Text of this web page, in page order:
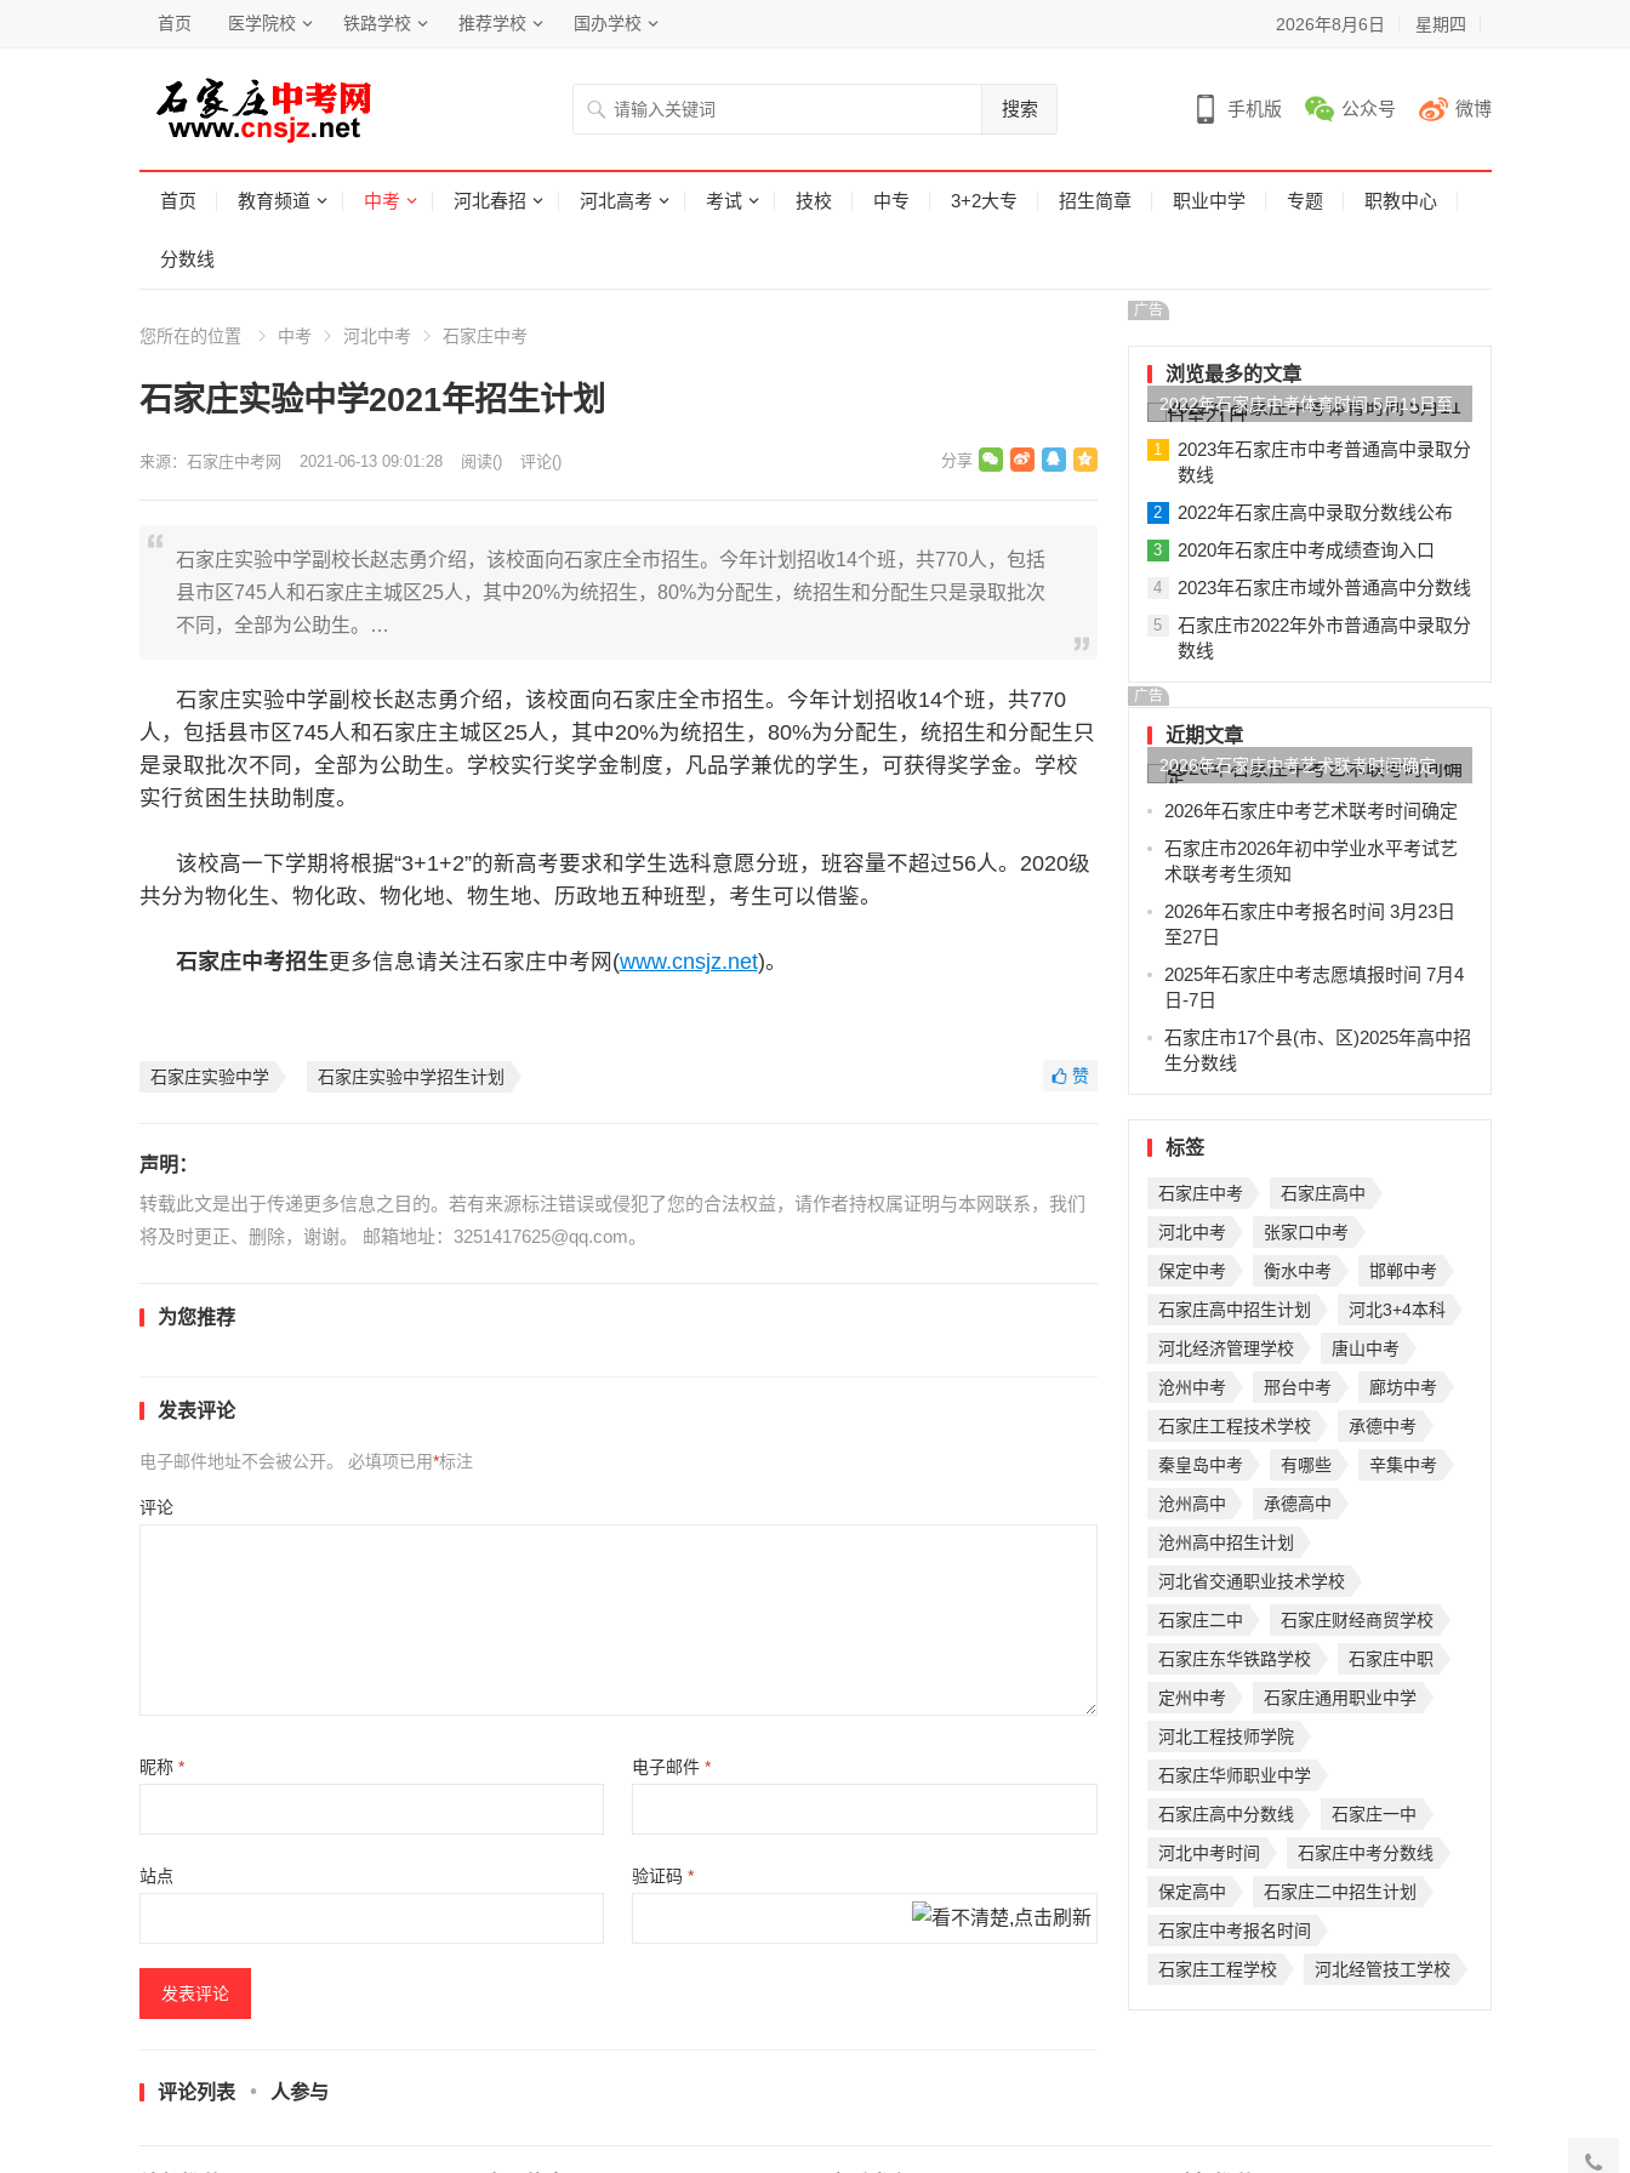
首页 医学院校 铁路学校 推荐学校 国办学校 2026年8月6日 星期四
搜索 手机版 公众号 微博
首页 教育频道 中考 河北春招 河北高考 考试 技校 中专 3+2大专 招生简章 职业中学 专题 职教中心
分数线
您所在的位置 中考 河北中考 石家庄中考
石家庄实验中学2021年招生计划
来源： 石家庄中考网 2021-06-13 09:01:28 阅读() 评论()
石家庄实验中学副校长赵志勇介绍，该校面向石家庄全市招生。今年计划招收14个班，共770人，包括
县市区745人和石家庄主城区25人，其中20%为统招生，80%为分配生，统招生和分配生只是录取批次
不同，全部为公助生。…
石家庄实验中学副校长赵志勇介绍，该校面向石家庄全市招生。今年计划招收14个班，共770
人，包括县市区745人和石家庄主城区25人，其中20%为统招生，80%为分配生，统招生和分配生只
是录取批次不同，全部为公助生。学校实行奖学金制度，凡品学兼优的学生，可获得奖学金。学校
实行贫困生扶助制度。
该校高一下学期将根据“3+1+2”的新高考要求和学生选科意愿分班，班容量不超过56人。2020级
共分为物化生、物化政、物化地、物生地、历政地五种班型，考生可以借鉴。
石家庄中考招生更多信息请关注石家庄中考网(www.cnsjz.net)。
石家庄实验中学 石家庄实验中学招生计划 赞
声明：
转载此文是出于传递更多信息之目的。若有来源标注错误或侵犯了您的合法权益，请作者持权属证明与本网联系，我们
将及时更正、删除，谢谢。 邮箱地址：3251417625@qq.com。
为您推荐
发表评论
电子邮件地址不会被公开。 必填项已用*标注
评论
昵称 * 电子邮件*
站点 验证码*
评论列表 人参与
广告
浏览最多的文章
2022年石家庄中考体育时间 5月11日至
21日
1
2023年石家庄市中考普通高中录取分
数线
2 2022年石家庄高中录取分数线公布
3 2020年石家庄中考成绩查询入口
4 2023年石家庄市域外普通高中分数线
5
石家庄市2022年外市普通高中录取分
数线
广告
近期文章
2026年石家庄中考艺术联考时间确定
2026年石家庄中考艺术联考时间确定
石家庄市2026年初中学业水平考试艺
术联考考生须知
2026年石家庄中考报名时间 3月23日
至27日
2025年石家庄中考志愿填报时间 7月4
日-7日
石家庄市17个县(市、区)2025年高中招
生分数线
标签
石家庄中考
石家庄高中
河北中考
张家口中考
保定中考
衡水中考
邯郸中考
石家庄高中招生计划
河北3+4本科
河北经济管理学校
唐山中考
沧州中考
邢台中考
廊坊中考
石家庄工程技术学校
承德中考
秦皇岛中考
有哪些
辛集中考
沧州高中
承德高中
沧州高中招生计划
河北省交通职业技术学校
石家庄二中
石家庄财经商贸学校
石家庄东华铁路学校
石家庄中职
定州中考
石家庄通用职业中学
河北工程技师学院
石家庄华师职业中学
石家庄高中分数线
石家庄一中
河北中考时间
石家庄中考分数线
保定高中
石家庄二中招生计划
石家庄中考报名时间
石家庄工程学校
河北经管技工学校